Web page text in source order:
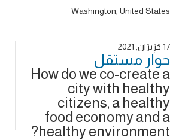
Washington, United States
17 حَزِيرَان, 2021
حوار ‎مستقل
How do we co-create a
city with healthy
citizens, a healthy
food economy and a
healthy environment?